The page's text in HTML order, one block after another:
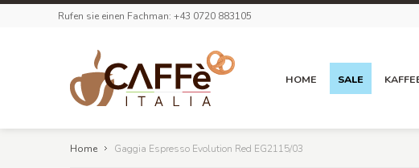
Rufen sie einen Fachman: +43 0720 883105
HOME SALE
Home Gaggia Espresso Evolution Red EG2115/03